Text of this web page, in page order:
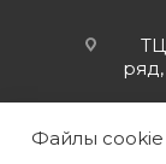
Файлы cookie